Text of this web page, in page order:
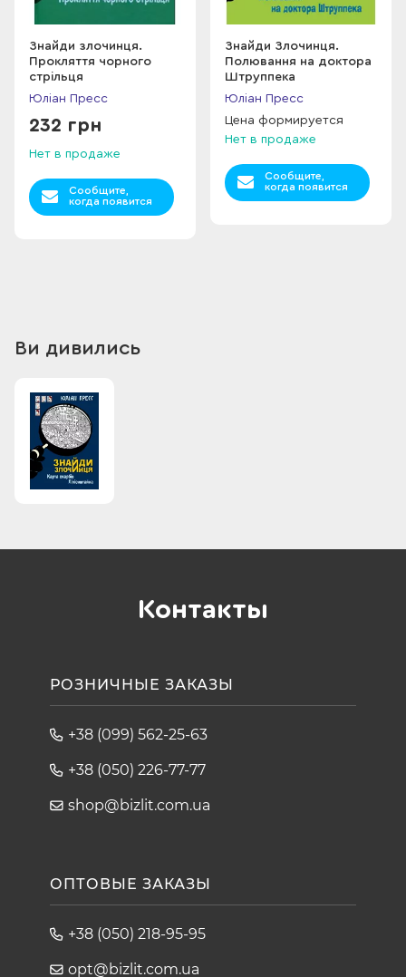
Знайди злочинця.
Прокляття чорного
стрільця
Юліан Пресс
232 грн
Нет в продаже
Сообщите,
когда появится
Знайди Злочинця.
Полювання на доктора
Штруппека
Юліан Пресс
Цена формируется
Нет в продаже
Сообщите,
когда появится
Ви дивились
Контакты
РОЗНИЧНЫЕ ЗАКАЗЫ
+38 (099) 562-25-63
+38 (050) 226-77-77
shop@bizlit.com.ua
ОПТОВЫЕ ЗАКАЗЫ
+38 (050) 218-95-95
opt@bizlit.com.ua